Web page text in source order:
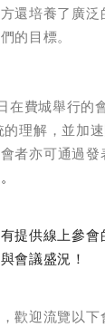
還培養了廣泛
的目標。
在費城舉行的
理解，並加
者亦可通過發
。
提供線上參
會議盛況！
歡迎流覽以